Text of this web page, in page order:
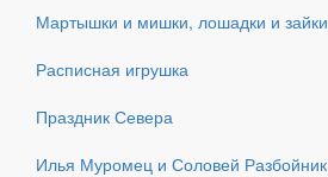
Мартышки и мишки, лошадки и зайки
Расписная игрушка
Праздник Севера
Илья Муромец и Соловей Разбойник